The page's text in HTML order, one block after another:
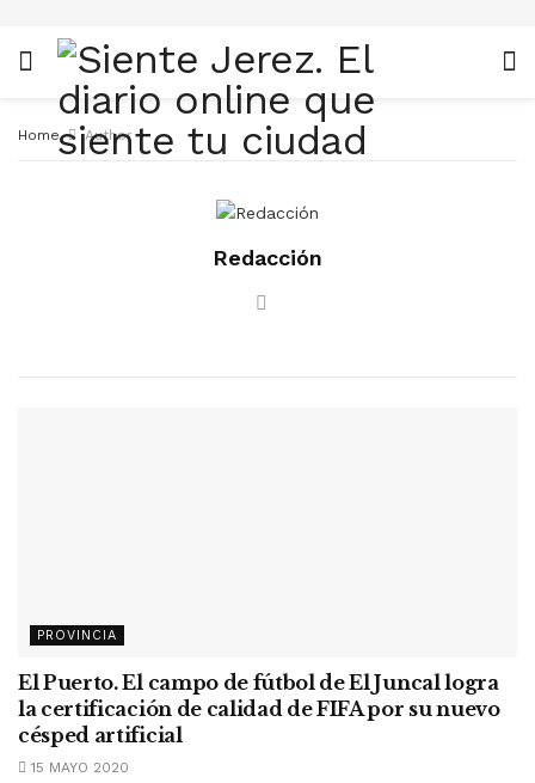
Home Author
Redacción
PROVINCIA
El Puerto. El campo de fútbol de El Juncal logra
la certificación de calidad de FIFA por su nuevo
césped artificial
15 MAYO 2020